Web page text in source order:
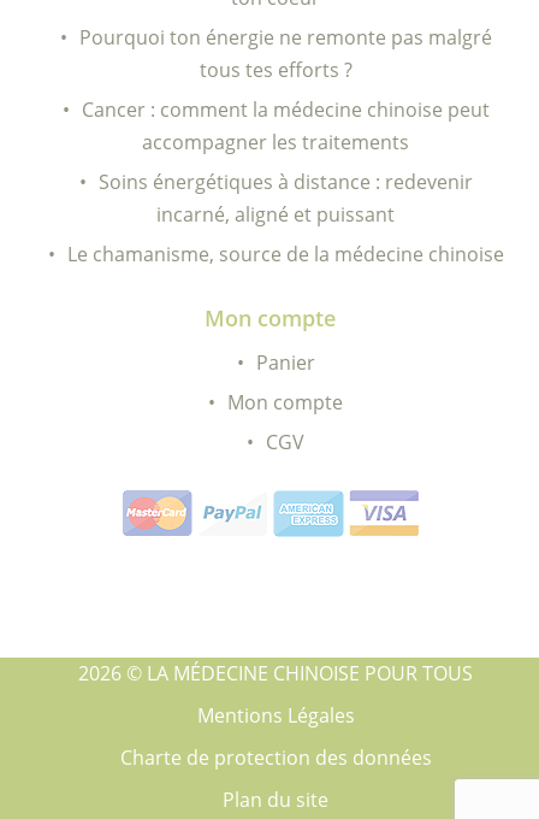
Pourquoi ton énergie ne remonte pas malgré
tous tes efforts ?
Cancer : comment la médecine chinoise peut
accompagner les traitements
Soins énergétiques à distance : redevenir
incarné, aligné et puissant
Le chamanisme, source de la médecine chinoise
Mon compte
Panier
Mon compte
CGV
2026 © LA MÉDECINE CHINOISE POUR TOUS
Mentions Légales
Charte de protection des données
Plan du site